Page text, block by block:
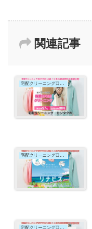
関連記事
宅配クリーニング口コミ